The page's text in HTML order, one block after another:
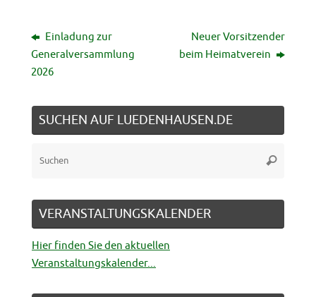
Einladung zur
Generalversammlung
2026
Neuer Vorsitzender
beim Heimatverein
SUCHEN AUF LUEDENHAUSEN.DE
Suchen
VERANSTALTUNGSKALENDER
Hier finden Sie den aktuellen
Veranstaltungskalender...